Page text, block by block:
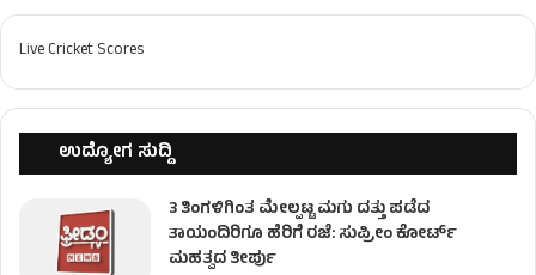
Live Cricket Scores
ಉದ್ಯೋಗ ಸುದ್ದಿ
3 ತಿಂಗಳಿಗಿಂತ ಮೇಲ್ಪಟ್ಟ ಮಗು ದತ್ತು ಪಡೆದ
ತಾಯಂದಿರಿಗೂ ಹೆರಿಗೆ ರಜೆ: ಸುಪ್ರೀಂ ಕೋರ್ಟ್
ಮಹತ್ವದ ತೀರ್ಪು